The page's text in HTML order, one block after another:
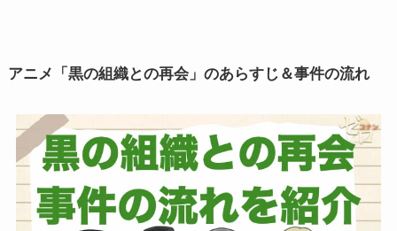
アニメ「黒の組織との再会」のあらすじ＆事件の流れ